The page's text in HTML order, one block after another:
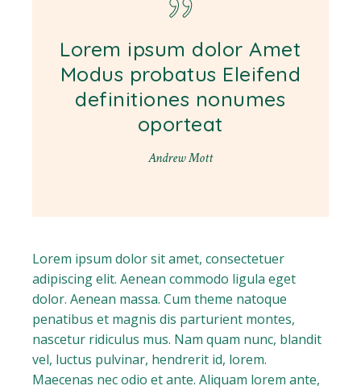
Lorem ipsum dolor Amet
Modus probatus Eleifend
definitiones nonumes
oporteat
Andrew Mott
Lorem ipsum dolor sit amet, consectetuer
adipiscing elit. Aenean commodo ligula eget
dolor. Aenean massa. Cum theme natoque
penatibus et magnis dis parturient montes,
nascetur ridiculus mus. Nam quam nunc, blandit
vel, luctus pulvinar, hendrerit id, lorem.
Maecenas nec odio et ante. Aliquam lorem ante,